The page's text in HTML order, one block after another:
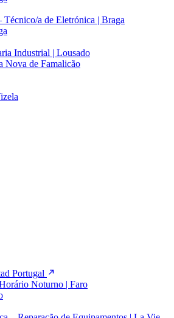
a de Eletrónica | Braga
Industrial | Lousado
Nova de Famalicão
Portugal
Noturno | Faro